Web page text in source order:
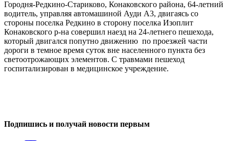
Городня-Редкино-Стариково, Конаковского района, 64-летний
водитель, управляя автомашиной Ауди А3, двигаясь со
стороны поселка Редкино в сторону поселка Изоплит
Конаковского р-на совершил наезд на 24-летнего пешехода,
который двигался попутно движению по проезжей части
дороги в темное время суток вне населенного пункта без
светоотрожающих элементов. С травмами пешеход
госпитализирован в медицинское учреждение.
Подпишись и получай новости первым